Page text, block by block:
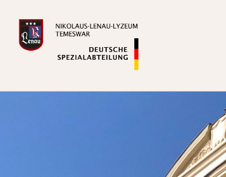
Inhalt
springen
Deutsche Spezialabteilung